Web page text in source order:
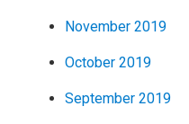
November 2019
October 2019
September 2019